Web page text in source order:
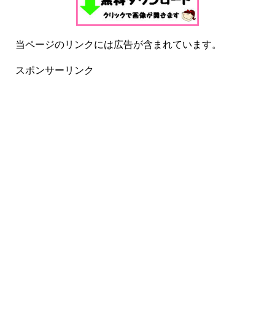
当ページのリンクには広告が含まれています。
スポンサーリンク